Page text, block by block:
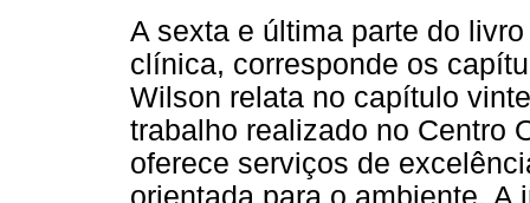
A sexta e última parte do
clínica, corresponde os
Wilson relata no capítulo
trabalho realizado no Centro
oferece serviços de
orientada para o ambiente.